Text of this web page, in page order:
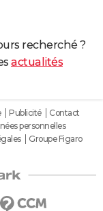
recherché ?
actualités
Publicité
Contact
personnelles
Groupe Figaro